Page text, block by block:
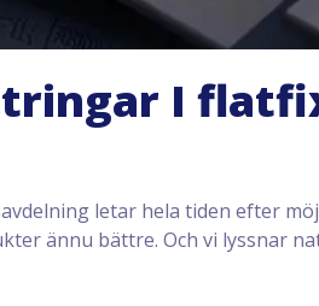
I
letar hela tiden efter
ännu bättre. Och vi lyssnar